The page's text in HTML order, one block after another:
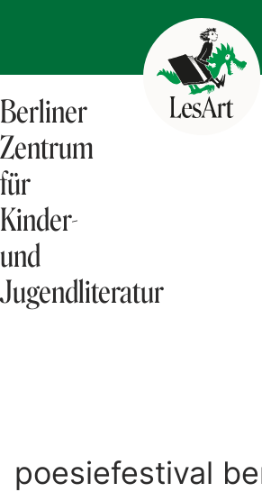
Berliner
Zentrum
für
Kinder-
und
Jugendliteratur
poesiefestival